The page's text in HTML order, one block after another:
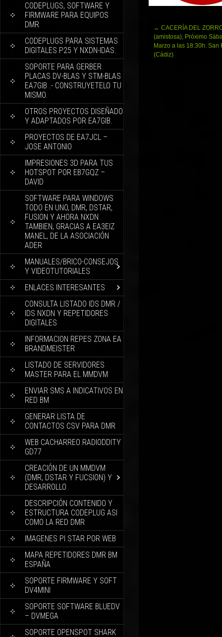
CODEPLUGS, SOFTWARE Y
FIRMWARE PARA EQUIPOS
DMR
CODEPLUGS PARA SISTEMAS
DIGITALES P25 Y NXDN-IDAS.
SOPORTE PARA GERBER
PLACAS DV-BLAS Y STM-BLAS
EA7GIB .- CONSTRUYETELO TU
MISMO.
OTROS PROYECTOS DISEÑADO
Y ADAPTADOS POR EA7GIB.
PROYECTOS DE EA7JCL –
JOSE ANTONIO
IMPRESIONES 3D PARA TUS
HOTSPOT POR EB7GQZ –
DAVID
SOFTWARE PARA WINDOWS
TODO EN UNO, DMR, DSTAR,
FUSION Y AHORA NXDN
TAMBIEN, GRACIAS A EA3EIZ
MANEL, DE LA ASOCIACIÓN
ADER
MANUALES/BRICO-CONSEJOS
Y VIDEOTUTORIALES
ENLACES INTERESANTES
CONSULTA LISTADO IDS DMR /
IDS NXDN Y REPETIDORES
DIGITALES
INFORMACION REPES ZONA EA
BRANDMEISTER
LISTADO DE SERVIDORES
MASTER PARA EL MMDVM
ENVIAR SMS A INDICATIVOS EN
RED BM
GENERAR LISTA DE
CONTACTOS CSV PARA DMR
WEB CACHARREO RADIODDITY
GD77
CREACIÓN DE UN MMDVM
(DMR, DSTAR Y FUCSION) Y
DESARROLLO
DESCRIPCIÓN CONTENIDO Y
ESTRUCTURA CODEPLUG ASI
COMO LA RED DMR
IMAGENES PI STAR POR WEB
MAPA REPETIDORES DMR BM
ESPAÑA
SOPORTE FIRMWARE Y SOFT
DV4MINI
SOPORTE SOFTWARE BLUEDV
– DVMEGA
SOPORTE OPENSPOT SHARK
Navegación
de
entradas
← CACERÍA DEL
(amistosa), Próximo
Marzo a las 18:30h. San
(Cádiz)